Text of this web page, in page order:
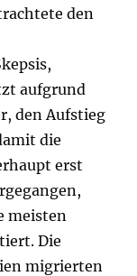
den
aufgrund
den Aufstieg
die
erst
meisten
Die
migrierten